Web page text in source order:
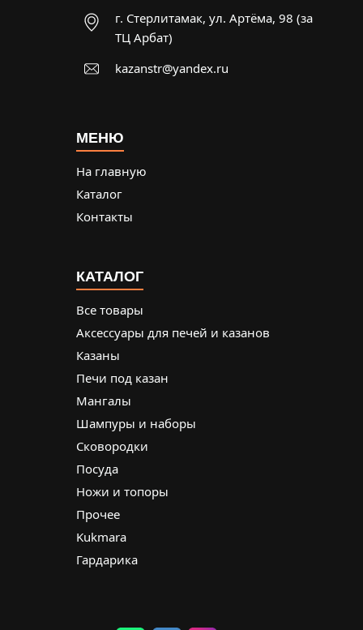
г. Стерлитамак, ул. Артёма, 98 (за
ТЦ Арбат)
kazanstr@yandex.ru
МЕНЮ
На главную
Каталог
Контакты
КАТАЛОГ
Все товары
Аксессуары для печей и казанов
Казаны
Печи под казан
Мангалы
Шампуры и наборы
Сковородки
Посуда
Ножи и топоры
Прочее
Kukmara
Гардарика